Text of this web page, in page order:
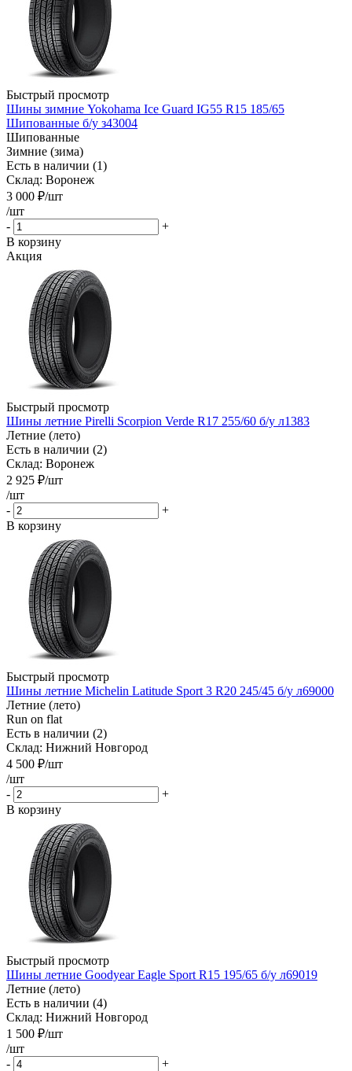
Быстрый просмотр
Шины зимние Yokohama Ice Guard IG55 R15 185/65
Шипованные б/у з43004
Шипованные
Зимние (зима)
Есть в наличии (1)
Склад: Воронеж
3 000 ₽/шт
/шт
-
+
В корзину
Акция
Быстрый просмотр
Шины летние Pirelli Scorpion Verde R17 255/60 б/у л1383
Летние (лето)
Есть в наличии (2)
Склад: Воронеж
2 925 ₽/шт
/шт
-
+
В корзину
Быстрый просмотр
Шины летние Michelin Latitude Sport 3 R20 245/45 б/у л69000
Летние (лето)
Run on flat
Есть в наличии (2)
Склад: Нижний Новгород
4 500 ₽/шт
/шт
-
+
В корзину
Быстрый просмотр
Шины летние Goodyear Eagle Sport R15 195/65 б/у л69019
Летние (лето)
Есть в наличии (4)
Склад: Нижний Новгород
1 500 ₽/шт
/шт
-
+